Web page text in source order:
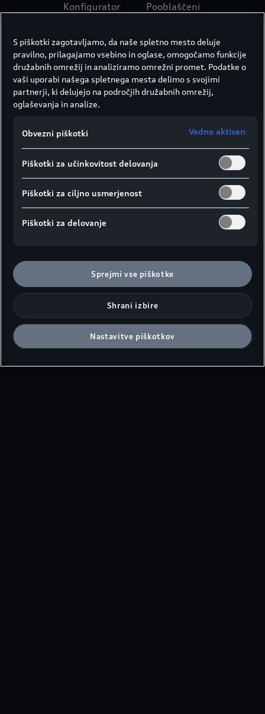
Konfigurator
Pooblaščeni
S piškotki zagotavljamo, da naše spletno mesto deluje
pravilno, prilagajamo vsebino in oglase, omogočamo funkcije
družabnih omrežij in analiziramo omrežni promet. Podatke o
vaši uporabi našega spletnega mesta delimo s svojimi
partnerji, ki delujejo na področjih družabnih omrežij,
oglaševanja in analize.
Obvezni piškotki Vedno aktiven
Piškotki za učinkovitost delovanja
Piškotki za ciljno usmerjenost
Piškotki za delovanje
Sprejmi vse piškotke
Shrani izbire
Nastavitve piškotkov